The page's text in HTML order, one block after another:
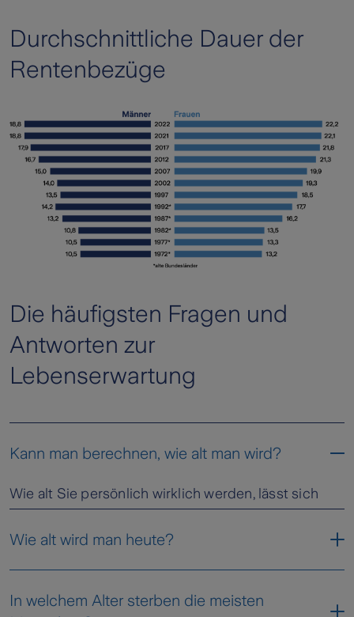
Durchschnittliche Dauer der
Rentenbezüge
Die häufigsten Fragen und
Antworten zur
Lebenserwartung
Kann man berechnen, wie alt man wird?
Wie alt Sie persönlich wirklich werden, lässt sich
Lebenserwartung, also die Jahre, die der
Lebenserwartung errechnen lassen wollen, nutzen
Wie alt wird man heute?
In welchem Alter sterben die meisten